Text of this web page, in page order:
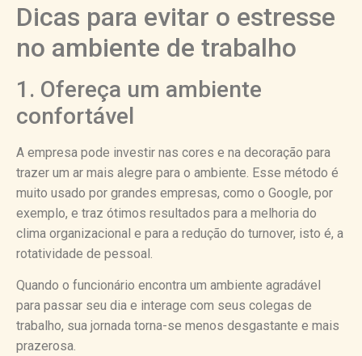
Dicas para evitar o estresse
no ambiente de trabalho
1. Ofereça um ambiente
confortável
A empresa pode investir nas cores e na decoração para
trazer um ar mais alegre para o ambiente. Esse método é
muito usado por grandes empresas, como o Google, por
exemplo, e traz ótimos resultados para a melhoria do
clima organizacional e para a redução do turnover, isto é, a
rotatividade de pessoal.
Quando o funcionário encontra um ambiente agradável
para passar seu dia e interage com seus colegas de
trabalho, sua jornada torna-se menos desgastante e mais
prazerosa.